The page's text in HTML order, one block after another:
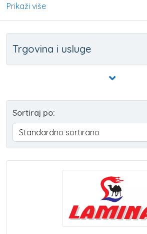
Prikaži više
Trgovina i usluge
Sortiraj po: